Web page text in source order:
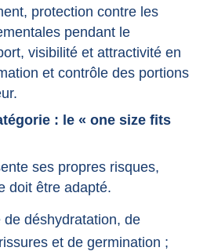
protection contre les
pendant le
visibilité et attractivité en
et contrôle des portions
: le « one size fits
ses propres risques,
doit être adapté.
de déshydratation, de
et de germination ;